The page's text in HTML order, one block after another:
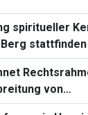
spiritueller
stattfinden
von